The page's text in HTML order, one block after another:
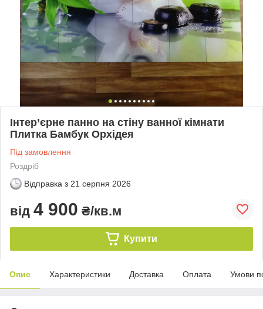
Інтер’єрне панно на стіну ванної кімнати
Плитка Бамбук Орхідея
Під замовлення
Роздріб
Відправка з 21 серпня 2026
від 4 900 ₴/кв.м
Купити
Опис Характеристики Доставка Оплата Умови